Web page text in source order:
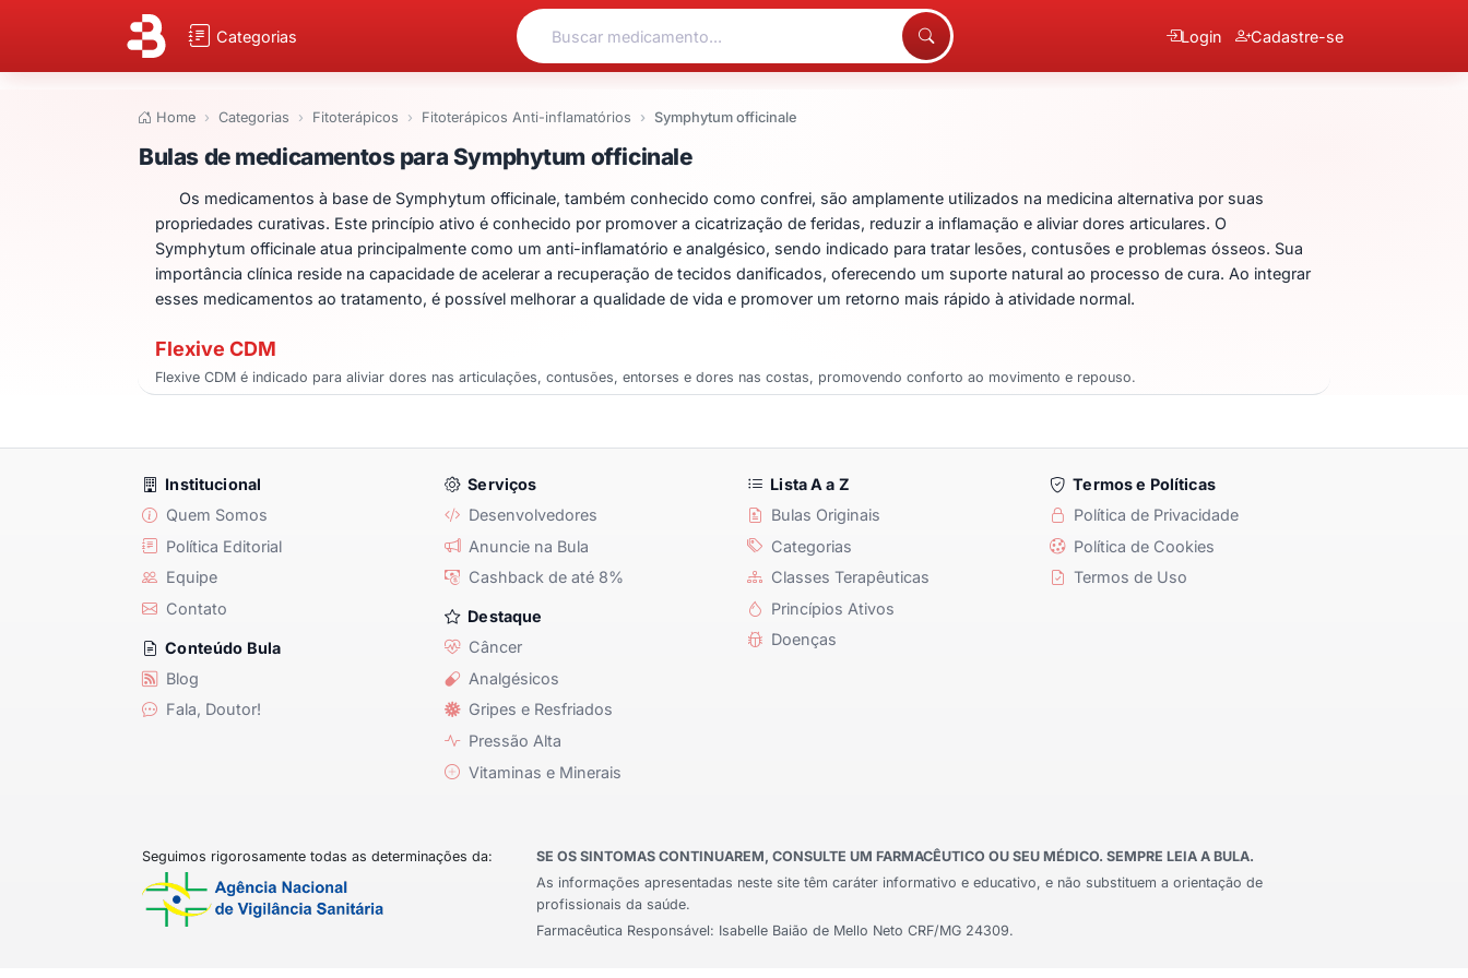
Categorias Login Cadastre-se
Home Categorias Fitoterápicos Fitoterápicos Anti-inflamatórios Symphytum officinale
Bulas de medicamentos para Symphytum officinale
Bulas de medicamentos para Symphytum officinale
Os medicamentos à base de Symphytum officinale, também conhecido como confrei, são amplamente utilizados na medicina alternativa por suas
propriedades curativas. Este princípio ativo é conhecido por promover a cicatrização de feridas, reduzir a inflamação e aliviar dores articulares. O
Symphytum officinale atua principalmente como um anti-inflamatório e analgésico, sendo indicado para tratar lesões, contusões e problemas ósseos. Sua
importância clínica reside na capacidade de acelerar a recuperação de tecidos danificados, oferecendo um suporte natural ao processo de cura. Ao integrar
esses medicamentos ao tratamento, é possível melhorar a qualidade de vida e promover um retorno mais rápido à atividade normal.
Flexive CDM
Flexive CDM é indicado para aliviar dores nas articulações, contusões, entorses e dores nas costas, promovendo conforto ao movimento e repouso.
Institucional
Quem Somos
Política Editorial
Equipe
Contato
Conteúdo Bula
Blog
Fala, Doutor!
Serviços
Desenvolvedores
Anuncie na Bula
Cashback de até 8%
Destaque
Câncer
Analgésicos
Gripes e Resfriados
Pressão Alta
Vitaminas e Minerais
Lista A a Z
Bulas Originais
Categorias
Classes Terapêuticas
Princípios Ativos
Doenças
Termos e Políticas
Política de Privacidade
Política de Cookies
Termos de Uso
Seguimos rigorosamente todas as determinações da:
SE OS SINTOMAS CONTINUAREM, CONSULTE UM FARMACÊUTICO OU SEU MÉDICO. SEMPRE LEIA A BULA.
As informações apresentadas neste site têm caráter informativo e educativo, e não substituem a orientação de
profissionais da saúde.
Farmacêutica Responsável: Isabelle Baião de Mello Neto CRF/MG 24309.